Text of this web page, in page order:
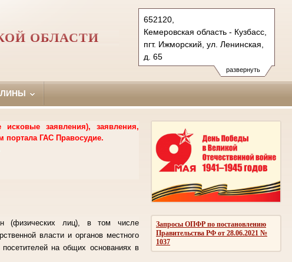
развернуть
652120,
Кемеровская область - Кузбасс,
пгт. Ижморский, ул. Ленинская,
д. 65
Тел.: (384-59) 2-15-85
izhmorsky.kmr@sudrf.ru
ОБЛАСТИ
Запросы ОПФР по постановлению
Правительства РФ от 28.06.2021 №
1037
заявления), заявления,
портала ГАС Правосудие.
(физических лиц), в том числе
власти и органов местного
на общих основаниях в